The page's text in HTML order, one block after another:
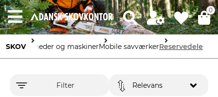
0
SKOV Enheder og maskinerMobile savværkerReservedele
Filter Relevans